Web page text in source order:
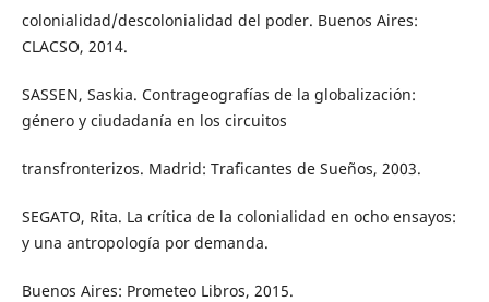
colonialidad/descolonialidad del poder. Buenos Aires:
CLACSO, 2014.
SASSEN, Saskia. Contrageografías de la globalización:
género y ciudadanía en los circuitos
transfronterizos. Madrid: Traficantes de Sueños, 2003.
SEGATO, Rita. La crítica de la colonialidad en ocho ensayos:
y una antropología por demanda.
Buenos Aires: Prometeo Libros, 2015.